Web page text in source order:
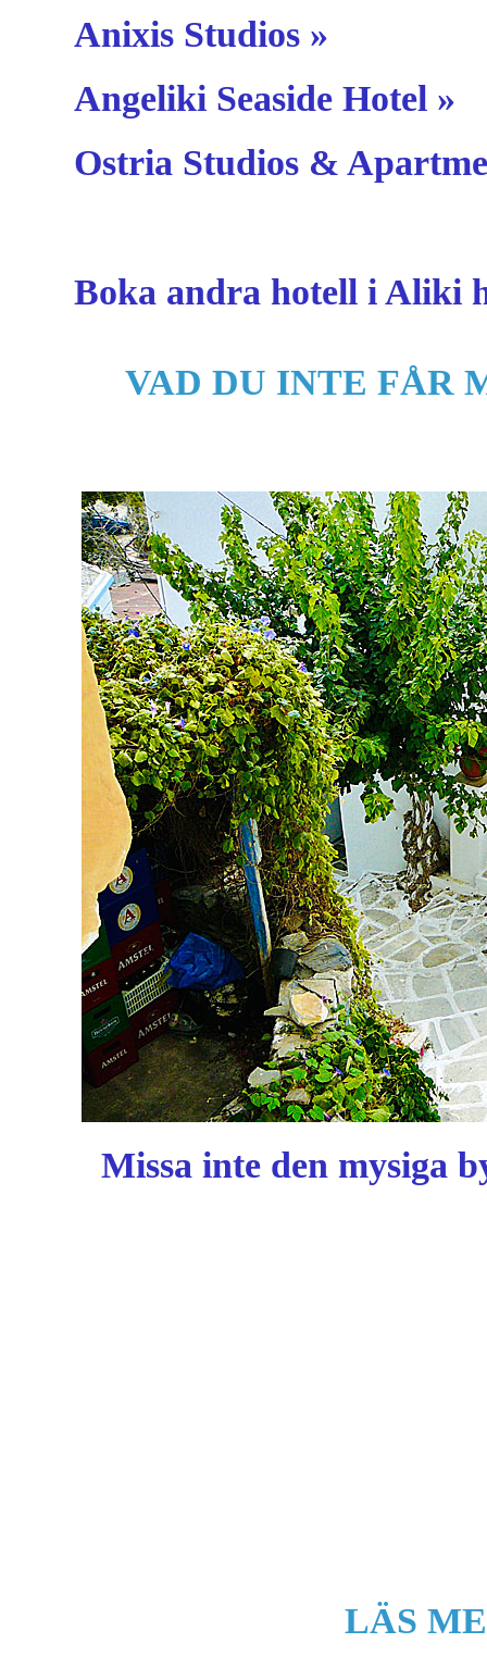
Anixis Studios »
Angeliki Seaside Hotel »
Ostria Studios &
Boka andra hotell i Aliki
VAD DU INTE FÅR
Missa inte den mysiga
LÄS